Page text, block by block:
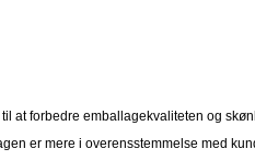
forbedre emballagekvaliteten og
er mere i overensstemmelse med